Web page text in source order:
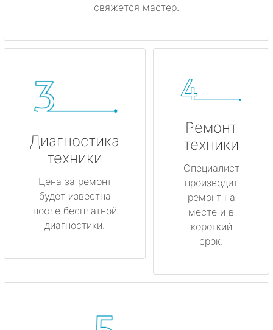
свяжется мастер.
Диагностика
техники
Цена за ремонт
будет известна
после бесплатной
диагностики.
Ремонт
техники
Специалист
производит
ремонт на
месте и в
короткий
срок.